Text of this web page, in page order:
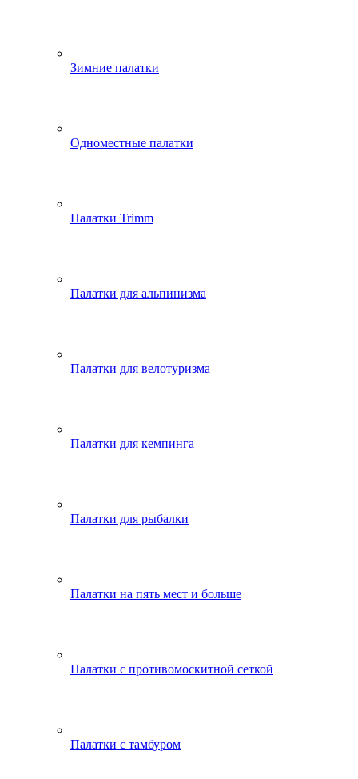
Зимние палатки
Одноместные палатки
Палатки Trimm
Палатки для альпинизма
Палатки для велотуризма
Палатки для кемпинга
Палатки для рыбалки
Палатки на пять мест и больше
Палатки с противомоскитной сеткой
Палатки с тамбуром